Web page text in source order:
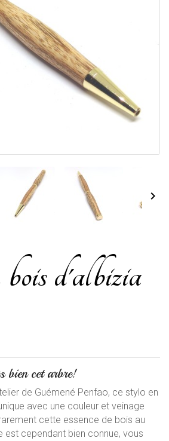

d'albizia
bien cet arbre!
de Guémené Penfao, ce stylo en
avec une couleur et veinage
cette essence de bois au
est cependant bien connue, vous